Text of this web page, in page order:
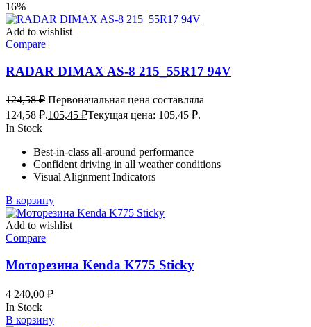
16%
Add to wishlist
Compare
RADAR DIMAX AS-8 215_55R17 94V
124,58₽ Первоначальная цена составляла
124,58 ₽.105,45 ₽Текущая цена: 105,45 ₽.
In Stock
Best-in-class all-around performance
Confident driving in all weather conditions
Visual Alignment Indicators
В корзину
Add to wishlist
Compare
Моторезина Kenda K775 Sticky
4 240,00 ₽
In Stock
В корзину